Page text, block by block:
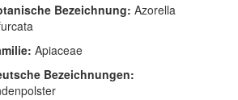
Bezeichnung: Azorella
Apiaceae
Bezeichnungen: